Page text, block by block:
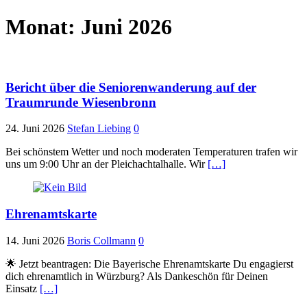
Monat: Juni 2026
Bericht über die Seniorenwanderung auf der
Traumrunde Wiesenbronn
24. Juni 2026 Stefan Liebing 0
Bei schönstem Wetter und noch moderaten Temperaturen trafen wir
uns um 9:00 Uhr an der Pleichachtalhalle. Wir […]
Ehrenamtskarte
14. Juni 2026 Boris Collmann 0
🌟 Jetzt beantragen: Die Bayerische Ehrenamtskarte Du engagierst
dich ehrenamtlich in Würzburg? Als Dankeschön für Deinen
Einsatz […]